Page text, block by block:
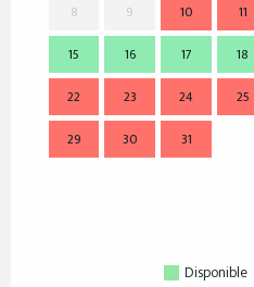
8
9 10 11
15
16 17 18
22
23 24 25
29
30 31
Disponible